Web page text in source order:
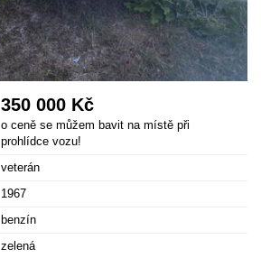
350 000 Kč
o ceně se můžem bavit na místě při
prohlídce vozu!
veterán
1967
benzín
zelená